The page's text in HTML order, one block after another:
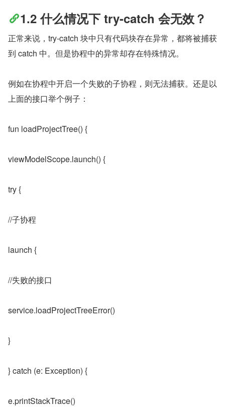
1.2 什么情况下 try-catch 会无效？
正常来说，try-catch 块中只有代码块存在异常，都将被捕获
到 catch 中。但是协程中的异常却存在特殊情况。
例如在协程中开启一个失败的子协程，则无法捕获。还是以
上面的接口举个例子：
fun loadProjectTree() {
viewModelScope.launch() {
try {
//子协程
launch {
//失败的接口
service.loadProjectTreeError()
}
} catch (e: Exception) {
e.printStackTrace()